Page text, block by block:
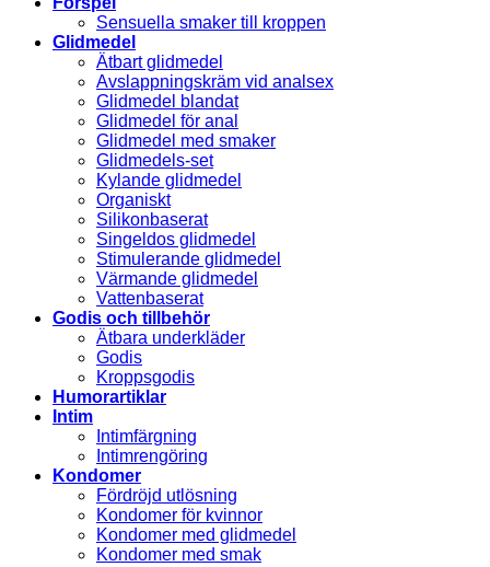
Sensuella smaker till kroppen
Glidmedel
Ätbart glidmedel
Avslappningskräm vid analsex
Glidmedel blandat
Glidmedel för anal
Glidmedel med smaker
Glidmedels-set
Kylande glidmedel
Organiskt
Silikonbaserat
Singeldos glidmedel
Stimulerande glidmedel
Värmande glidmedel
Vattenbaserat
Godis och tillbehör
Ätbara underkläder
Godis
Kroppsgodis
Humorartiklar
Intim
Intimfärgning
Intimrengöring
Kondomer
Fördröjd utlösning
Kondomer för kvinnor
Kondomer med glidmedel
Kondomer med smak